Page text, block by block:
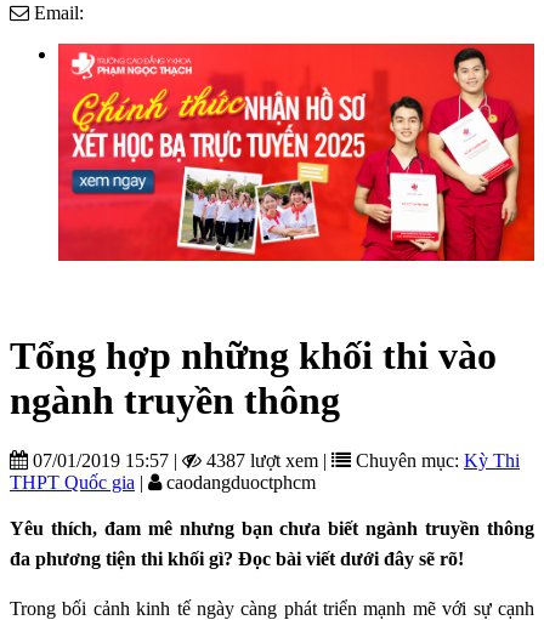
Email:
Tổng hợp những khối thi vào
ngành truyền thông
07/01/2019 15:57 | 4387 lượt xem | Chuyên mục: Kỳ Thi
THPT Quốc gia | caodangduoctphcm
Yêu thích, đam mê nhưng bạn chưa biết ngành truyền thông
đa phương tiện thi khối gì? Đọc bài viết dưới đây sẽ rõ!
Trong bối cảnh kinh tế ngày càng phát triển mạnh mẽ với sự cạnh